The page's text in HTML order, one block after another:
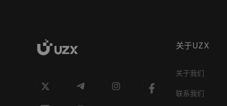
关于UZX
关于我们
联系我们